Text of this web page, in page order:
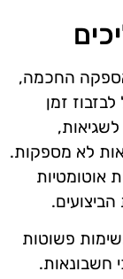
החכמה,
זמן
לשגיאות,
לא מספקות.
אוטומטיות
פשוטות
חשבונאות.